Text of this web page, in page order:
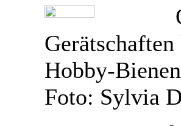
Hobby-
Foto: Sylvia